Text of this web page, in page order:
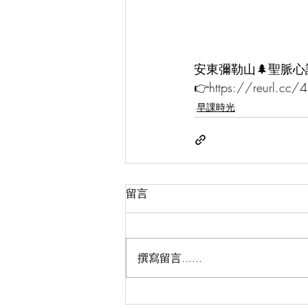
安東彌勒山🌲聖脈
👉https://reurl.cc/
早課時光
留言
撰寫留言......